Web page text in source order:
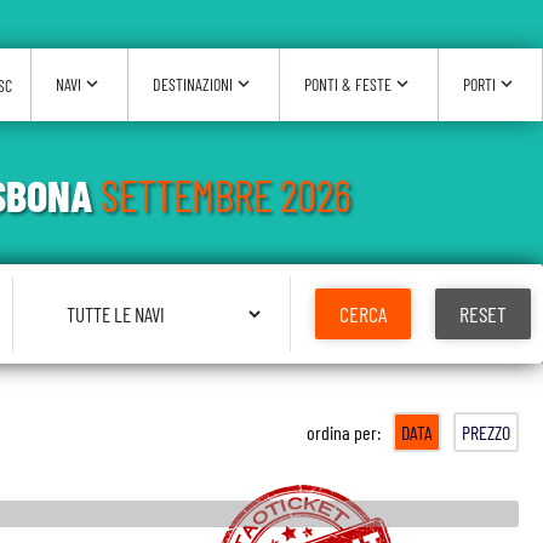
ordina per: DATA PREZZO
SETTEMBRE 2026
CERCA RESET
NAVI expand_more DESTINAZIONI expand_more PONTI & FESTE expand_more PORTI expand_more